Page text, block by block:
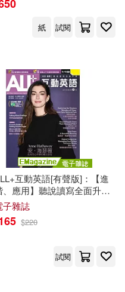
紙 試閱
互動英語[有聲版]：【進
、應用】聽說讀寫全面升級
年4月號第257期 (電子雜
)
子雜誌
$220
試閱